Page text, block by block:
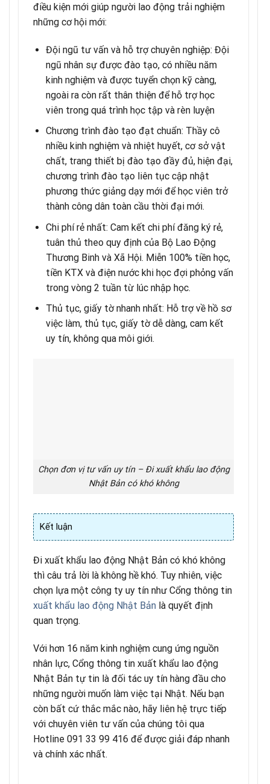
điều kiện mới giúp người lao động trải nghiệm
những cơ hội mới:
Đội ngũ tư vấn và hỗ trợ chuyên nghiệp: Đội
ngũ nhân sự được đào tạo, có nhiều năm
kinh nghiệm và được tuyển chọn kỹ càng,
ngoài ra còn rất thân thiện để hỗ trợ học
viên trong quá trình học tập và rèn luyện
Chương trình đào tạo đạt chuẩn: Thầy cô
nhiều kinh nghiệm và nhiệt huyết, cơ sở vật
chất, trang thiết bị đào tạo đầy đủ, hiện đại,
chương trình đào tạo liên tục cập nhật
phương thức giảng dạy mới để học viên trở
thành công dân toàn cầu thời đại mới.
Chi phí rẻ nhất: Cam kết chi phí đăng ký rẻ,
tuân thủ theo quy định của Bộ Lao Động
Thương Binh và Xã Hội. Miễn 100% tiền học,
tiền KTX và điện nước khi học đợi phỏng vấn
trong vòng 2 tuần từ lúc nhập học.
Thủ tục, giấy tờ nhanh nhất: Hỗ trợ về hồ sơ
việc làm, thủ tục, giấy tờ dễ dàng, cam kết
uy tín, không qua môi giới.
Chọn đơn vị tư vấn uy tín – Đi xuất khẩu lao động
Nhật Bản có khó không
Kết luận
Đi xuất khẩu lao động Nhật Bản có khó không
thì câu trả lời là không hề khó. Tuy nhiên, việc
chọn lựa một công ty uy tín như Cổng thông tin
xuất khẩu lao động Nhật Bản là quyết định
quan trọng.
Với hơn 16 năm kinh nghiệm cung ứng nguồn
nhân lực, Cổng thông tin xuất khẩu lao động
Nhật Bản tự tin là đối tác uy tín hàng đầu cho
những người muốn làm việc tại Nhật. Nếu bạn
còn bất cứ thắc mắc nào, hãy liên hệ trực tiếp
với chuyên viên tư vấn của chúng tôi qua
Hotline 091 33 99 416 để được giải đáp nhanh
và chính xác nhất.